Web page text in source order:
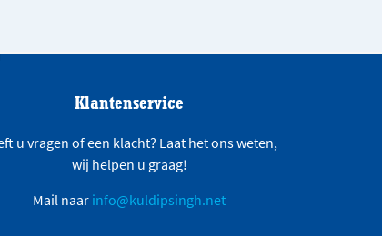
Klantenservice
u vragen of een klacht? Laat het ons weten,
wij helpen u graag!
Mail naar info@kuldipsingh.net